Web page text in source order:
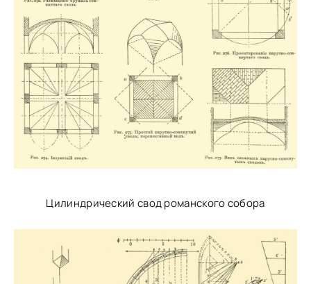
Цилиндрический свод романского собора